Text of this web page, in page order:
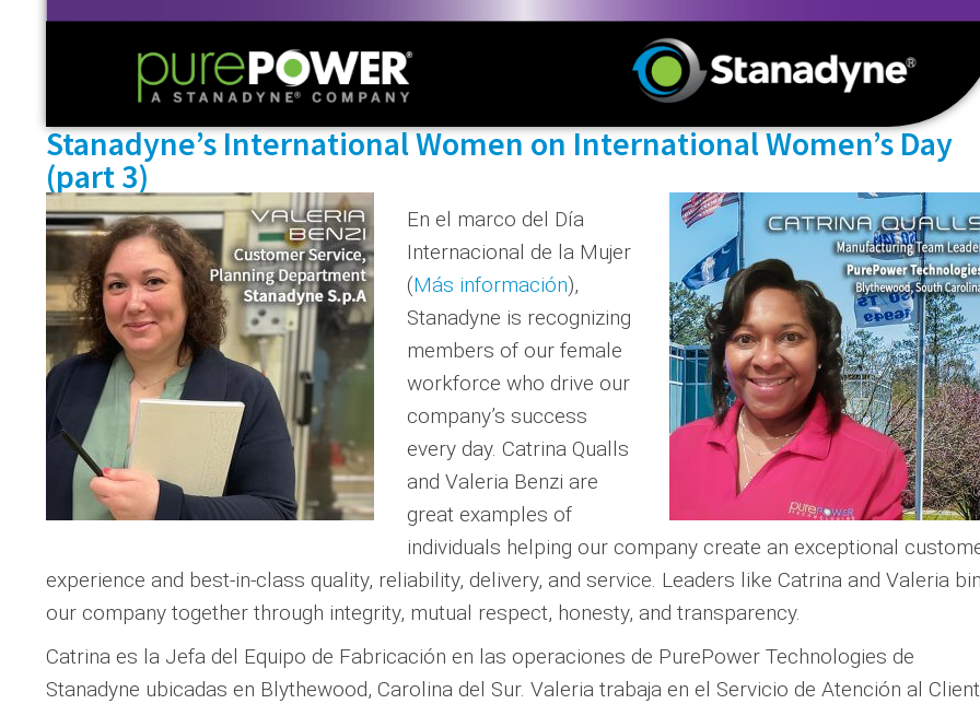
Stanadyne’s International Women on International Women’s Day
(part 3)
En el marco del Día
Internacional de la Mujer
(Más información),
Stanadyne is recognizing
members of our female
workforce who drive our
company’s success
every day. Catrina Qualls
and Valeria Benzi are
great examples of
individuals helping our company create an exceptional
experience and best-in-class quality, reliability, delivery, and service. Leaders like Catrina and Valeria
our company together through integrity, mutual respect, honesty, and transparency.
Catrina es la Jefa del Equipo de Fabricación en las operaciones de PurePower Technologies de
Stanadyne ubicadas en Blythewood, Carolina del Sur. Valeria trabaja en el Servicio de Atención al